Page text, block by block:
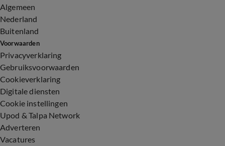
Algemeen
Nederland
Buitenland
Voorwaarden
Privacyverklaring
Gebruiksvoorwaarden
Cookieverklaring
Digitale diensten
Cookie instellingen
Upod & Talpa Network
Adverteren
Vacatures